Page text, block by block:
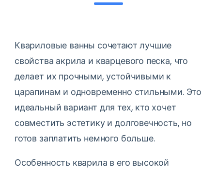
Квариловые ванны сочетают лучшие
свойства акрила и кварцевого песка, что
делает их прочными, устойчивыми к
царапинам и одновременно стильными. Это
идеальный вариант для тех, кто хочет
совместить эстетику и долговечность, но
готов заплатить немного больше.
Особенность кварила в его высокой